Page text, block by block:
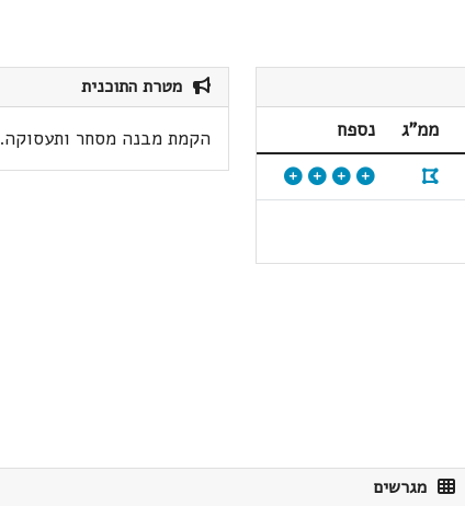
ממ"ג
נספח
מטרת התוכנית
הקמת מבנה מסחר ותעסוקה.
מגרשים